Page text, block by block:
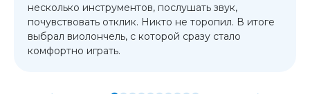
несколько инструментов, послушать звук,
почувствовать отклик. Никто не торопил. В итоге
выбрал виолончель, с которой сразу стало
комфортно играть.